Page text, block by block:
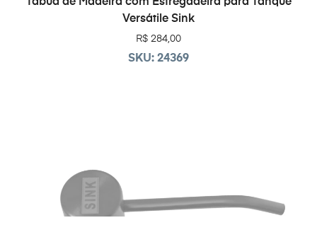
Tábua de Madeira com Esfregadeira para Tanque
Versátile Sink
R$ 284,00
SKU: 24369